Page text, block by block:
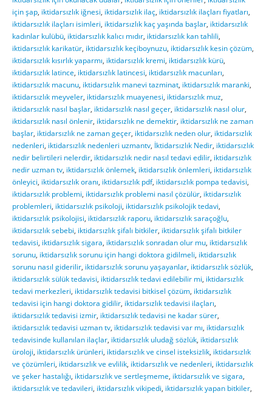
için şap, iktidarsızlık iğnesi, iktidarsızlık ilaç, iktidarsızlık ilaçları fiyatları,
iktidarsızlık ilaçları isimleri, iktidarsızlık kaç yaşında başlar, iktidarsızlık
kadınlar kulübü, iktidarsızlık kalıcı mıdır, iktidarsızlık kan tahlili,
iktidarsızlık karikatür, iktidarsızlık keçiboynuzu, iktidarsızlık kesin çözüm,
iktidarsızlık kısırlık yaparmı, iktidarsızlık kremi, iktidarsızlık kürü,
iktidarsızlık latince, iktidarsızlık latincesi, iktidarsızlık macunları,
iktidarsızlık macunu, iktidarsızlık manevi tazminat, iktidarsızlık maranki,
iktidarsızlık meyveler, iktidarsızlık muayenesi, iktidarsızlık muz,
iktidarsızlık nasıl başlar, iktidarsızlık nasıl geçer, iktidarsızlık nasıl olur,
iktidarsızlık nasıl önlenir, iktidarsızlık ne demektir, iktidarsızlık ne zaman
başlar, iktidarsızlık ne zaman geçer, iktidarsızlık neden olur, iktidarsızlık
nedenleri, iktidarsızlık nedenleri uzmantv, İktidarsızlık Nedir, iktidarsızlık
nedir belirtileri nelerdir, iktidarsızlık nedir nasıl tedavi edilir, iktidarsızlık
nedir uzman tv, iktidarsızlık önlemek, iktidarsızlık önlemleri, iktidarsızlık
önleyici, iktidarsızlık oranı, iktidarsızlık pdf, iktidarsızlık pompa tedavisi,
iktidarsızlık problemi, iktidarsızlık problemi nasıl çözülür, iktidarsızlık
problemleri, iktidarsızlık psikoloji, iktidarsızlık psikolojik tedavi,
iktidarsızlık psikolojisi, iktidarsızlık raporu, iktidarsızlık saraçoğlu,
iktidarsızlık sebebi, iktidarsızlık şifalı bitkiler, iktidarsızlık şifalı bitkiler
tedavisi, iktidarsızlık sigara, iktidarsızlık sonradan olur mu, iktidarsızlık
sorunu, iktidarsızlık sorunu için hangi doktora gidilmeli, iktidarsızlık
sorunu nasıl giderilir, iktidarsızlık sorunu yaşayanlar, iktidarsızlık sözlük,
iktidarsızlık sülük tedavisi, iktidarsızlık tedavi edilebilir mi, iktidarsızlık
tedavi merkezleri, iktidarsızlık tedavisi bitkisel çözüm, iktidarsızlık
tedavisi için hangi doktora gidilir, iktidarsızlık tedavisi ilaçları,
iktidarsızlık tedavisi izmir, iktidarsızlık tedavisi ne kadar sürer,
iktidarsızlık tedavisi uzman tv, iktidarsızlık tedavisi var mı, iktidarsızlık
tedavisinde kullanılan ilaçlar, iktidarsızlık uludağ sözlük, iktidarsızlık
üroloji, iktidarsızlık ürünleri, iktidarsızlık ve cinsel isteksizlik, iktidarsızlık
ve çözümleri, iktidarsızlık ve evlilik, iktidarsızlık ve nedenleri, iktidarsızlık
ve şeker hastalığı, iktidarsızlık ve sertleşmeme, iktidarsızlık ve sigara,
iktidarsızlık ve tedavileri, iktidarsızlık vikipedi, iktidarsızlık yapan bitkiler,